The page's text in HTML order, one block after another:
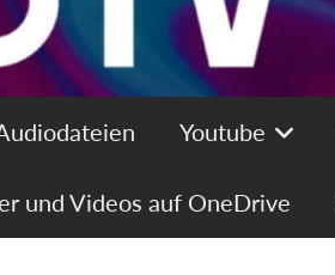
Youtube
und Videos auf OneDrive